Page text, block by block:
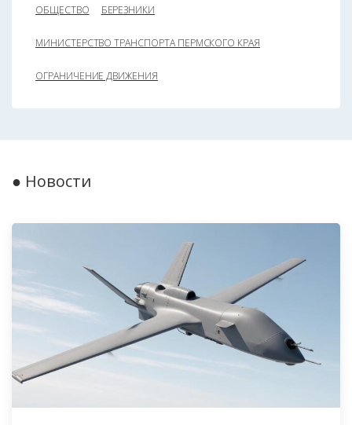
ОБЩЕСТВО БЕРЕЗНИКИ
МИНИСТЕРСТВО ТРАНСПОРТА ПЕРМСКОГО КРАЯ
ОГРАНИЧЕНИЕ ДВИЖЕНИЯ
● Новости